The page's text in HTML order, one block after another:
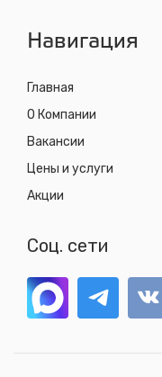
Навигация
Главная
О Компании
Вакансии
Цены и услуги
Акции
Соц. сети